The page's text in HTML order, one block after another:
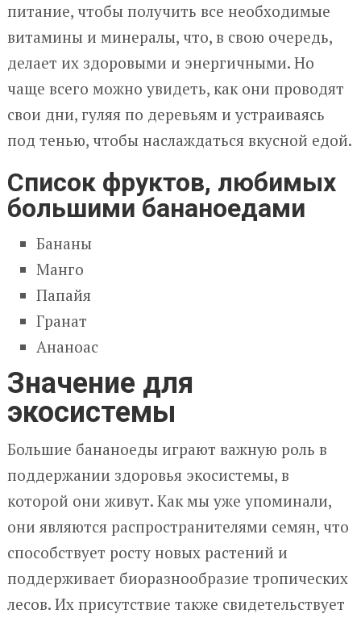
питание, чтобы получить все необходимые
витамины и минералы, что, в свою очередь,
делает их здоровыми и энергичными. Но
чаще всего можно увидеть, как они проводят
свои дни, гуляя по деревьям и устраиваясь
под тенью, чтобы наслаждаться вкусной едой.
Список фруктов, любимых
большими бананоедами
Бананы
Манго
Папайя
Гранат
Ананоас
Значение для
экосистемы
Большие бананоеды играют важную роль в
поддержании здоровья экосистемы, в
которой они живут. Как мы уже упоминали,
они являются распространителями семян, что
способствует росту новых растений и
поддерживает биоразнообразие тропических
лесов. Их присутствие также свидетельствует